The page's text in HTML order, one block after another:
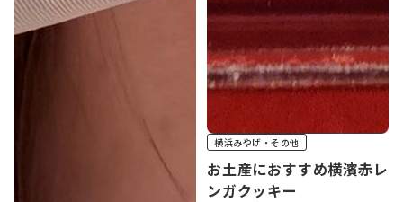
横浜みやげ・その他
お土産におすすめ横濱赤レ
ンガクッキー